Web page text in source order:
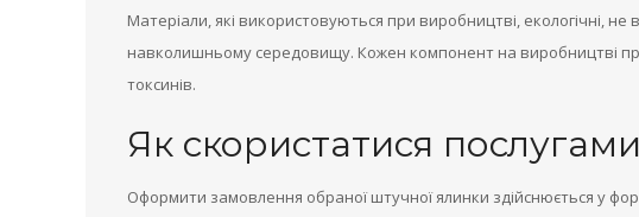
Матеріали, які використовуються при виробництві, екологічні,
навколишньому середовищу. Кожен компонент на виробництві
токсинів.
Як скористатися
Оформити замовлення обраної штучної ялинки здійснюється у